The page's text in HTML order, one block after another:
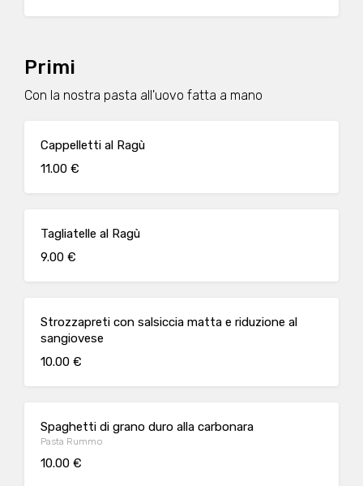
Primi
Con la nostra pasta all'uovo fatta a mano
Cappelletti al Ragù
11.00 €
Tagliatelle al Ragù
9.00 €
Strozzapreti con salsiccia matta e riduzione al
sangiovese
10.00 €
Spaghetti di grano duro alla carbonara
Pasta Rummo
10.00 €